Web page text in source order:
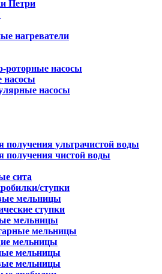
Петри
нагреватели
роторные насосы
насосы
насосы
получения ультрачистой воды
получения чистой воды
сита
ступки
мельницы
ступки
мельницы
мельницы
мельницы
мельницы
мельницы